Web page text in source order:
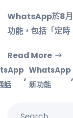
WhatsApp於8月
功能，包括「定時
Read More
話
,
WhatsApp
新功能
,